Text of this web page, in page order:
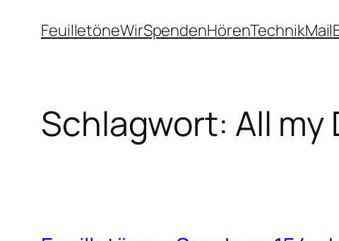
InhaltFeuilletöneWirSpendenHörenTechnikMail
Schlagwort: All my